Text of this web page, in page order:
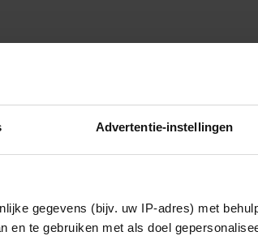
Advertentie-instellingen
gegevens (bijv. uw IP-adres) met
en te gebruiken met als doel